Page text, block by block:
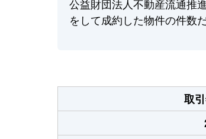
公益財団法人不動産流通推
をして成約した物件の件数
取